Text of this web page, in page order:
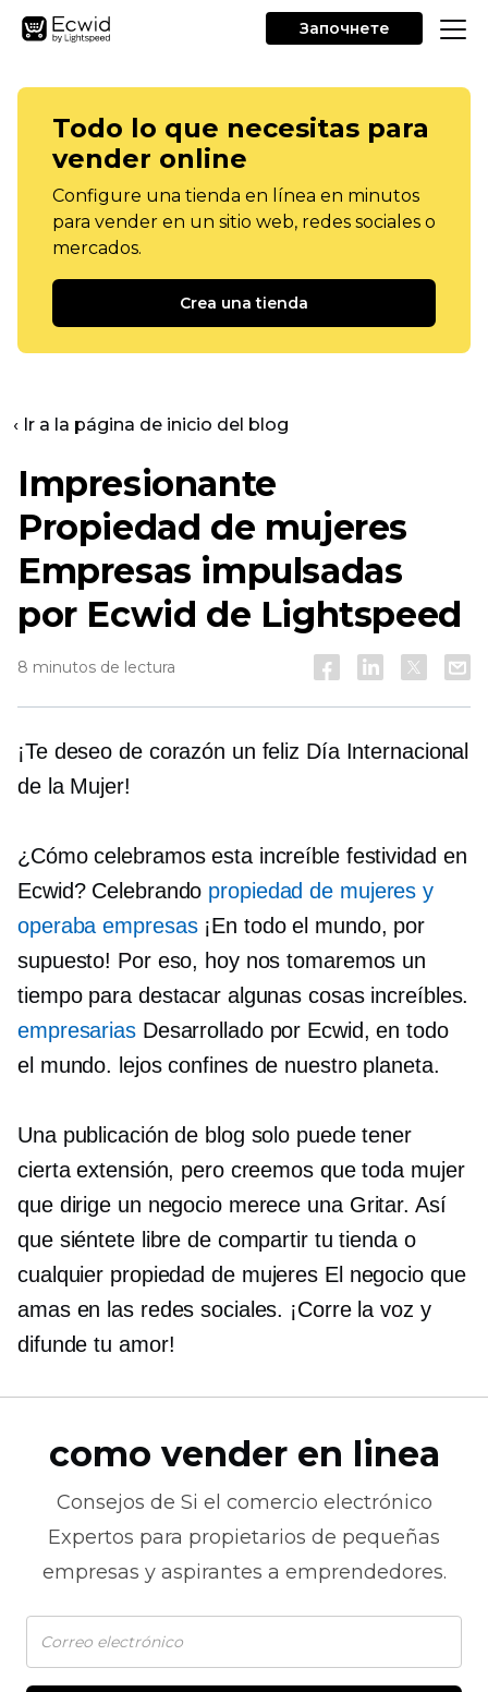
Започнете
Todo lo que necesitas para
vender online
Configure una tienda en línea en minutos
para vender en un sitio web, redes sociales o
mercados.
Crea una tienda
‹ Ir a la página de inicio del blog
Impresionante
Propiedad de mujeres
Empresas impulsadas
por Ecwid de Lightspeed
8 minutos de lectura
¡Te deseo de corazón un feliz Día Internacional
de la Mujer!
¿Cómo celebramos esta increíble festividad en
Ecwid? Celebrando propiedad de mujeres y
operaba empresas¡En todo el mundo, por
supuesto! Por eso, hoy nos tomaremos un
tiempo para destacar algunas cosas increíbles.
empresariasDesarrollado por Ecwid, en todo
el mundo. lejosconfines de nuestro planeta.
Una publicación de blog solo puede tener
cierta extensión, pero creemos que toda mujer
que dirige un negocio merece una Gritar. Así
que siéntete libre de compartir tu tienda o
cualquier propiedad de mujeres El negocio que
amas en las redes sociales. ¡Corre la voz y
difunde tu amor!
como vender en linea
Consejos de Si el comercio electrónico
Expertos para propietarios de pequeñas
empresas y aspirantes a emprendedores.